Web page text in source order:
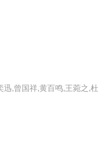
,曾国祥,黄百鸣,王菀之,